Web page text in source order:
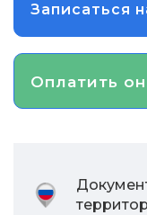
Записаться
Оплатить